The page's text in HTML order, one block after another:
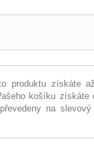
produktu získáte
košíku získáte
na